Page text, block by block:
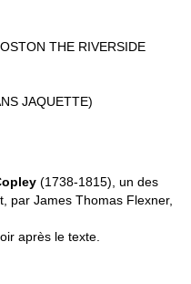
THE RIVERSIDE
JAQUETTE)
(1738-1815), un des
par James Thomas Flexner,
après le texte.